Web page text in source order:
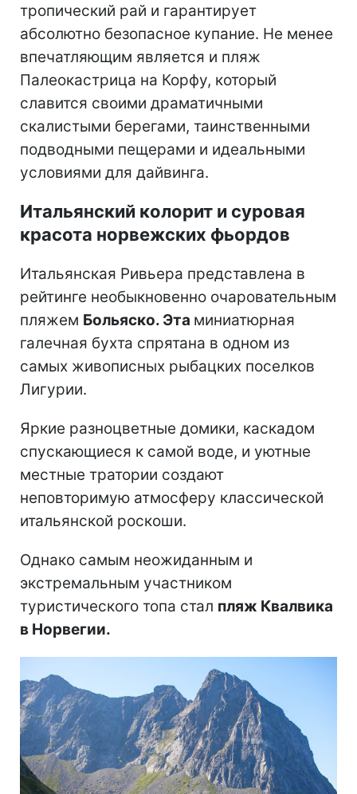
тропический рай и гарантирует
абсолютно безопасное купание. Не менее
впечатляющим является и пляж
Палеокастрица на Корфу, который
славится своими драматичными
скалистыми берегами, таинственными
подводными пещерами и идеальными
условиями для дайвинга.
Итальянский колорит и суровая
красота норвежских фьордов
Итальянская Ривьера представлена в
рейтинге необыкновенно очаровательным
пляжем Больяско. Эта миниатюрная
галечная бухта спрятана в одном из
самых живописных рыбацких поселков
Лигурии.
Яркие разноцветные домики, каскадом
спускающиеся к самой воде, и уютные
местные тратории создают
неповторимую атмосферу классической
итальянской роскоши.
Однако самым неожиданным и
экстремальным участником
туристического топа стал пляж Квалвика
в Норвегии.